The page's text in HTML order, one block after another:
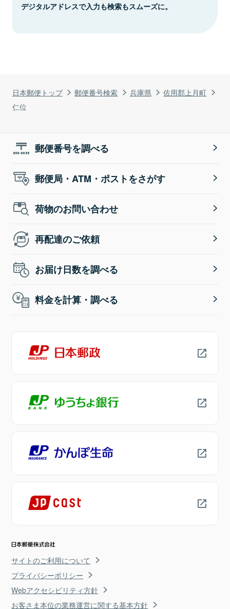
日本郵便トップ 郵便番号検索 兵庫県
佐用郡上月町
仁位
デジタルアドレスで入力も検索もスムーズに。
郵便番号を調べる
郵便局・ATM・ポストをさがす
荷物のお問い合わせ
再配達のご依頼
お届け日数を調べる
料金を計算・調べる
サイトのご利用について
プライバシーポリシー
Webアクセシビリティ方針
お客さま本位の業務運営に関する基本方針